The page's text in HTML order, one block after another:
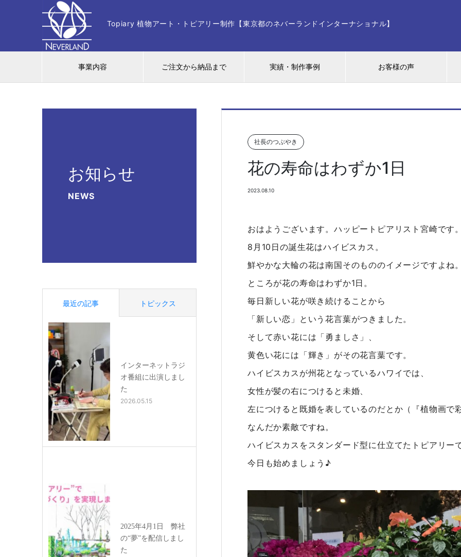
Topiary 植物アート・トピアリー制作【東京都のネバーランドインターナショナル】
事業内容 ご注文から納品まで 実績・制作事例 お客様の声
お知らせ
NEWS
社長のつぶやき
花の寿命はわずか1日
2023.08.10
おはようございます。ハッピートピアリスト宮崎です。
8月10日の誕生花はハイビスカス。
鮮やかな大輪の花は南国そのもののイメージですよね。
ところが花の寿命はわずか1日。
毎日新しい花が咲き続けることから
「新しい恋」という花言葉がつきました。
そして赤い花には「勇ましさ」、
黄色い花には「輝き」がその花言葉です。
ハイビスカスが州花となっているハワイでは、
女性が髪の右につけると未婚、
左につけると既婚を表しているのだとか（『植物画で
なんだか素敵ですね。
ハイビスカスをスタンダード型に仕立てたトピアリー
今日も始めましょう♪
最近の記事 トピックス
インターネットラジ
オ番組に出演しまし
た
2026.05.15
2025年4月1日 弊社
の“夢”を配信しまし
た